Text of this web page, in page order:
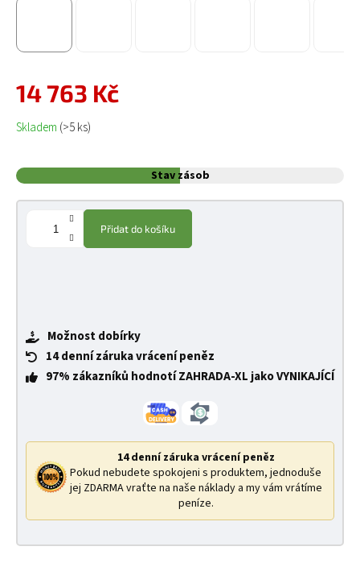
14 763 Kč
Měrná cena:
Skladem (>5 ks)
Stav zásob
Přidat do košíku
Možnost dobírky
14 denní záruka vrácení peněz
97% zákazníků hodnotí ZAHRADA-XL jako VYNIKAJÍCÍ
14 denní záruka vrácení peněz
Pokud nebudete spokojeni s produktem, jednoduše
jej ZDARMA vraťte na naše náklady a my vám vrátíme
peníze.